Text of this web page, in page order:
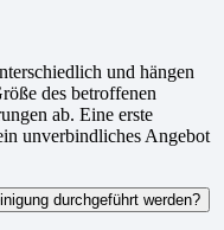
und hängen
des betroffenen
ab. Eine erste
unverbindliches Angebot
durchgeführt werden?